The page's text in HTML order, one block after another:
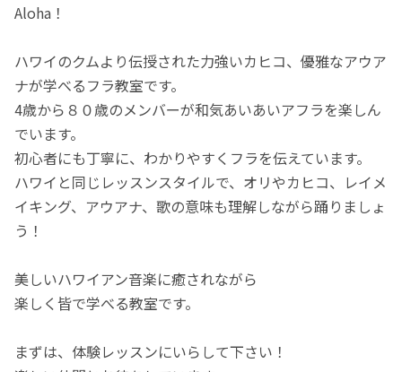
Aloha！
ハワイのクムより伝授された力強いカヒコ、優雅なアウア
ナが学べるフラ教室です。
4歳から８０歳のメンバーが和気あいあいアフラを楽しん
でいます。
初心者にも丁寧に、わかりやすくフラを伝えています。
ハワイと同じレッスンスタイルで、オリやカヒコ、レイメ
イキング、アウアナ、歌の意味も理解しながら踊りましょ
う！
美しいハワイアン音楽に癒されながら
楽しく皆で学べる教室です。
まずは、体験レッスンにいらして下さい！